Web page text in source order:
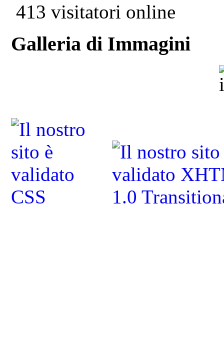
413 visitatori online
Galleria di Immagini